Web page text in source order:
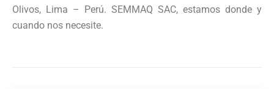
Olivos, Lima – Perú. SEMMAQ SAC, estamos donde y
cuando nos necesite.